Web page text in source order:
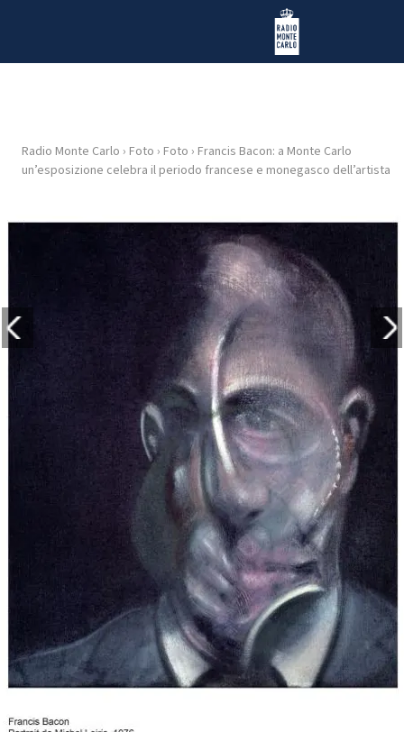
Radio Monte Carlo
HOME
PLAYLIST
NEWS
CONCORSI
VIDEO
TV
DI
Radio Monte Carlo › Foto › Foto › Francis Bacon: a Monte Carlo
un’esposizione celebra il periodo francese e monegasco dell’artista